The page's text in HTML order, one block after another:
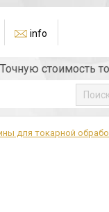
info
стоимость
для токарной